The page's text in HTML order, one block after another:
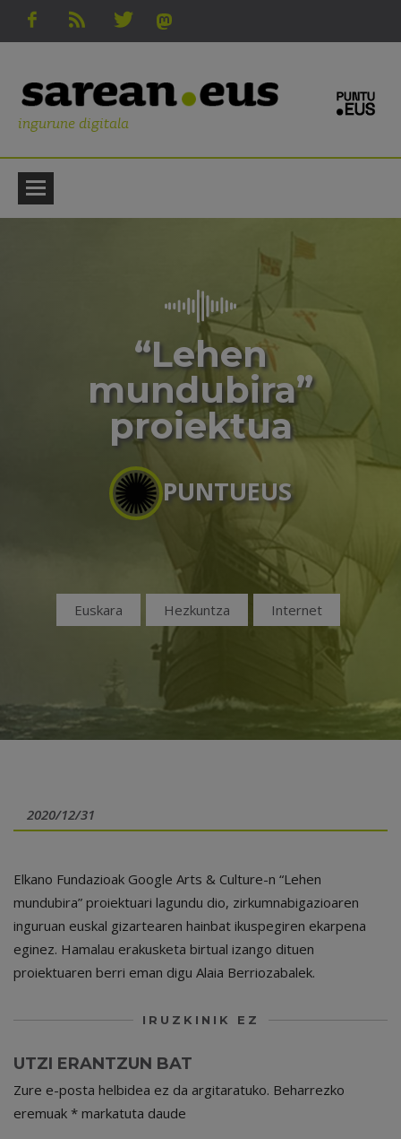
ingurune digitala
“Lehen
mundubira”
proiektua
PUNTUEUS
Euskara Hezkuntza Internet
2020/12/31
Elkano Fundazioak Google Arts & Culture-n “Lehen
mundubira” proiektuari lagundu dio, zirkumnabigazioaren
inguruan euskal gizartearen hainbat ikuspegiren ekarpena
eginez. Hamalau erakusketa birtual izango dituen
proiektuaren berri eman digu Alaia Berriozabalek.
IRUZKINIK EZ
UTZI ERANTZUN BAT
Zure e-posta helbidea ez da argitaratuko. Beharrezko
eremuak * markatuta daude